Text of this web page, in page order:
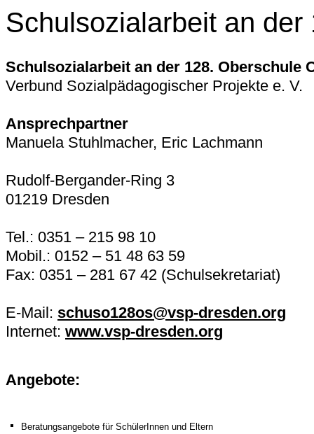
Schulsozialarbeit an der
Schulsozialarbeit an der 128. Oberschule
Verbund Sozialpädagogischer Projekte e. V.
Ansprechpartner
Manuela Stuhlmacher, Eric Lachmann
Rudolf-Bergander-Ring 3
01219 Dresden
Tel.: 0351 – 215 98 10
Mobil.: 0152 – 51 48 63 59
Fax: 0351 – 281 67 42 (Schulsekretariat)
E-Mail: schuso128os@vsp-dresden.org
Internet: www.vsp-dresden.org
Angebote:
Beratungsangebote für SchülerInnen und Eltern